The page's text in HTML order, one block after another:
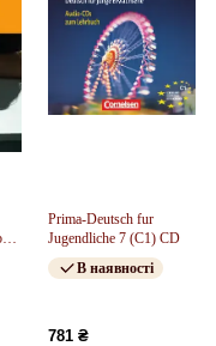
Prima-Deutsch fur
Jugendliche 7 (C1) CD
В наявності
781 ₴